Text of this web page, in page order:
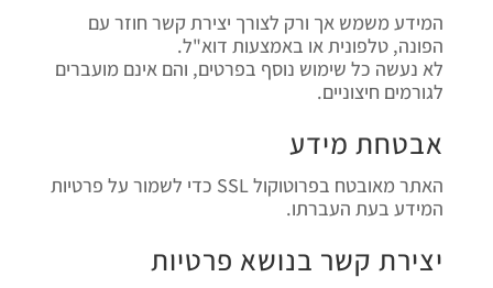
המידע משמש אך ורק לצורך יצירת קשר חוזר עם
הפונה, טלפונית או באמצעות דוא"ל.
לא נעשה כל שימוש נוסף בפרטים, והם אינם מועברים
לגורמים חיצוניים.
אבטחת מידע
האתר מאובטח בפרוטוקול SSL כדי לשמור על פרטיות
המידע בעת העברתו.
יצירת קשר בנושא פרטיות